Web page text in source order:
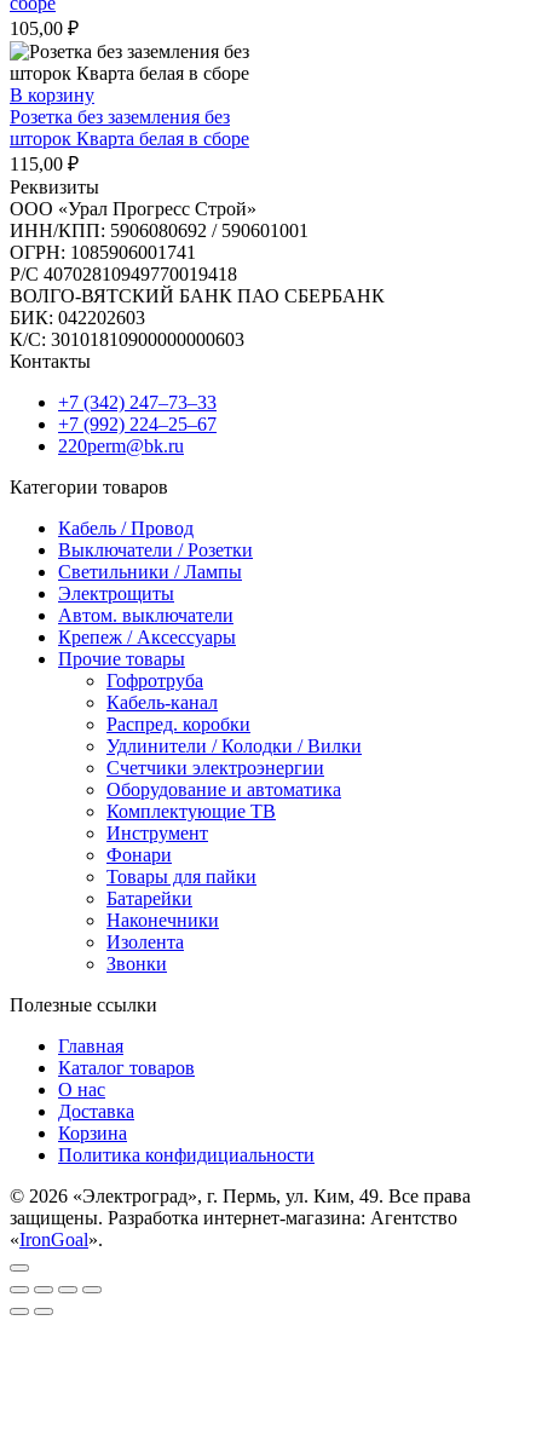
105,00 ₽
В корзину
Розетка без заземления без
шторок Кварта белая в сборе
115,00 ₽
Реквизиты
ООО «Урал Прогресс Строй»
ИНН/КПП: 5906080692 / 590601001
ОГРН: 1085906001741
Р/C 40702810949770019418
ВОЛГО-ВЯТСКИЙ БАНК ПАО СБЕРБАНК
БИК: 042202603
К/С: 30101810900000000603
Контакты
+7 (342) 247‒73‒33
+7 (992) 224‒25‒67
220perm@bk.ru
Категории товаров
Кабель / Провод
Выключатели / Розетки
Светильники / Лампы
Электрощиты
Автом. выключатели
Крепеж / Аксессуары
Прочие товары
Гофротруба
Кабель-канал
Распред. коробки
Удлинители / Колодки / Вилки
Счетчики электроэнергии
Оборудование и автоматика
Комплектующие ТВ
Инструмент
Фонари
Товары для пайки
Батарейки
Наконечники
Изолента
Звонки
Полезные ссылки
Главная
Каталог товаров
О нас
Доставка
Корзина
Политика конфидициальности
© 2026 «Электроград», г. Пермь, ул. Ким, 49. Все права
защищены. Разработка интернет-магазина: Агентство
«IronGoal».